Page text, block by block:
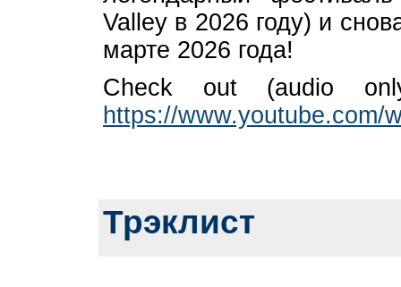
Valley в 2026 году) и
марте 2026 года!
Check out (audio
https://www.youtube.com/
Трэклист